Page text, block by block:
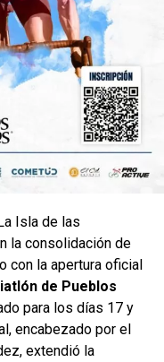
Isla de las
la consolidación de
con la apertura oficial
de Pueblos
para los días 17 y
encabezado por el
extendió la